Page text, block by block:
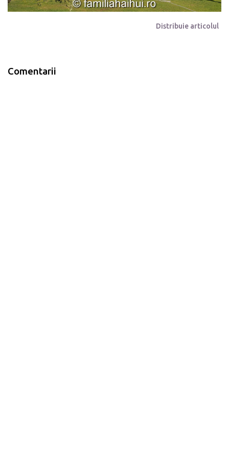
Distribuie articolul
Comentarii